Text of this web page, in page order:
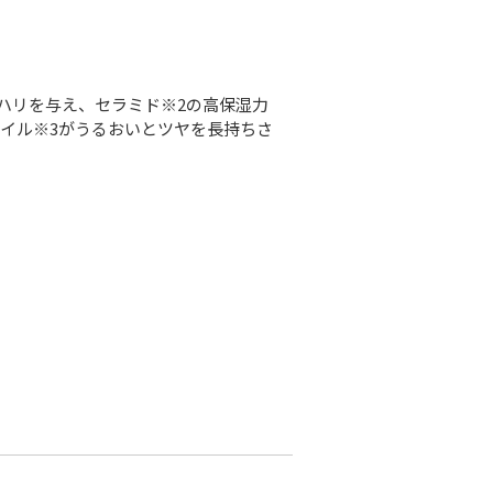
リを与え、セラミド※2の高保湿力
ル※3がうるおいとツヤを長持ちさ